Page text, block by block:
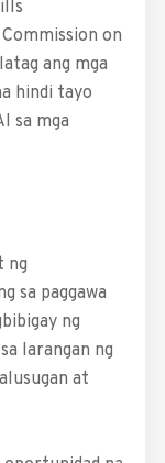
on
ang mga
hindi tayo
sa mga
ng
sa paggawa
ng
larangan ng
at